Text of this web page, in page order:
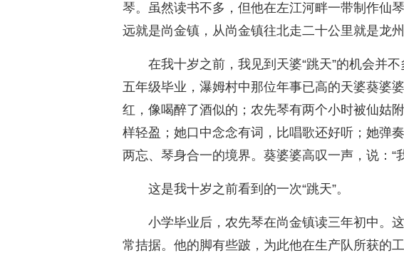
琴。虽然读书不多，但他在左江河畔一带制作仙
远就是尚金镇，从尚金镇往北走二十公里就是龙州
在我十岁之前，我见到天婆“跳天”的机会并
五年级毕业，瀑姆村中那位年事已高的天婆葵婆
红，像喝醉了酒似的；农先琴有两个小时被仙姑
样轻盈；她口中念念有词，比唱歌还好听；她弹
两忘、琴身合一的境界。葵婆婆高叹一声，说：“
这是我十岁之前看到的一次“跳天”。
小学毕业后，农先琴在尚金镇读三年初中。
常拮据。他的脚有些跛，为此他在生产队所获的